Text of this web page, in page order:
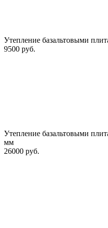
Утепление базальтовыми
9500 руб.
Утепление базальтовыми
мм
26000 руб.